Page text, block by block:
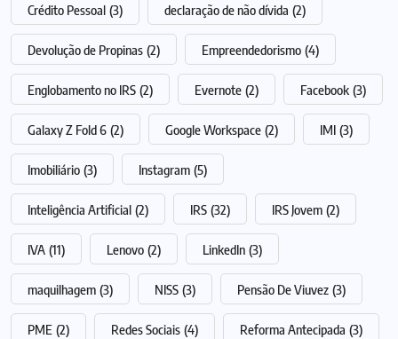
Crédito Pessoal (3) declaração de não dívida (2)
Devolução de Propinas (2) Empreendedorismo (4)
Englobamento no IRS (2) Evernote (2) Facebook (3)
Galaxy Z Fold 6 (2) Google Workspace (2) IMI (3)
Imobiliário (3) Instagram (5)
Inteligência Artificial (2) IRS (32) IRS Jovem (2)
IVA (11) Lenovo (2) LinkedIn (3)
maquilhagem (3) NISS (3) Pensão De Viuvez (3)
PME (2) Redes Sociais (4) Reforma Antecipada (3)